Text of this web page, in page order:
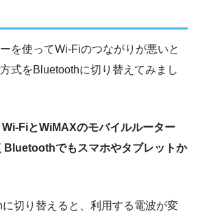
を使ってWi-Fiのつながりが悪いと
式をBluetoothに切り替えてみまし
FiとWiMAXのモバイルルーター
Bluetoothでもスマホやタブレットか
切り替えると、利用する電波が変